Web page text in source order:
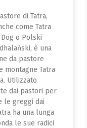
di Tatra,
come Tatra
o Polski
è una
da pastore
montagne Tatra
Utilizzato
dai pastori per
le greggi dai
ha una lunga
le sue radici